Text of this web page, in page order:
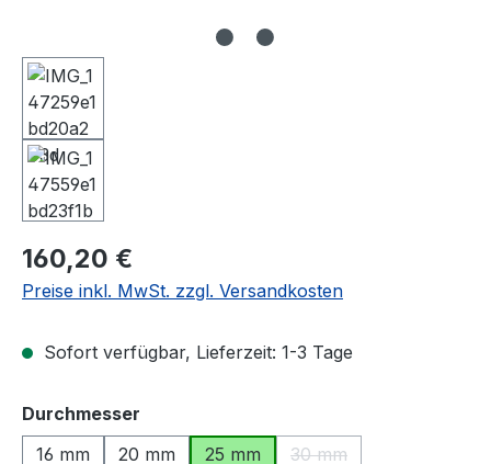
Regulärer Preis:
160,20 €
Preise inkl. MwSt. zzgl. Versandkosten
Sofort verfügbar, Lieferzeit: 1-3 Tage
Durchmesser
16 mm
20 mm 25 mm 30 mm